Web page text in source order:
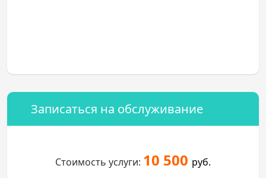
Записаться на обслуживание
Стоимость услуги: 10 500 руб.